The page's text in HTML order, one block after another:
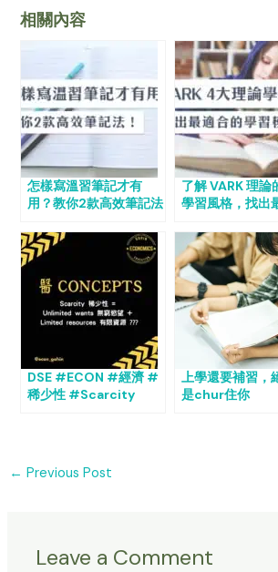
相關內容
怎樣寫溫習筆記才有
用？教你2款高效筆記法
了解 VARK 理論
學習風格，找出
DSE #ECON #經濟 #
稀少性 #Scarcity
上學還要補習，
是chur住你
← Previous Post
Leave a Comment